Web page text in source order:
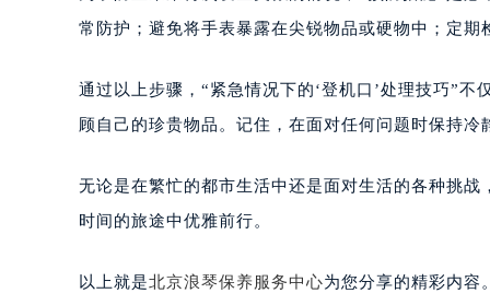
常防护；避免将手表暴露在尖锐物品或硬物中；定
通过以上步骤，“紧急情况下的‘登机口’处理技巧”
顾自己的珍贵物品。记住，在面对任何问题时保持
无论是在繁忙的都市生活中还是面对生活的各种挑
时间的旅途中优雅前行。
以上就是北京浪琴保养服务中心为您分享的精彩内容